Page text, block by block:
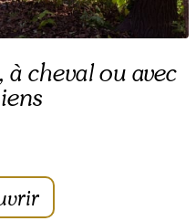
cheval ou avec